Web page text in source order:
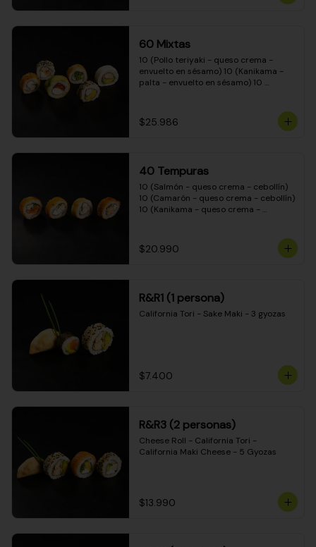
(Pimentón - queso crema - cebollín -
envuelto en masa tempura)
60 Mixtas
10 (Pollo teriyaki - queso crema -
envuelto en sésamo) 10 (Kanikama -
palta - envuelto en sésamo) 10
envuelto en queso crema) 10
(Camarón - queso crema - cebollín -
$25.986
40 Tempuras
10 (Salmón - queso crema - cebollín)
10 (Camarón - queso crema - cebollín)
10 (Kanikama - queso crema -
$20.990
R&R1 (1 persona)
California Tori - Sake Maki - 3 gyozas
$7.400
R&R3 (2 personas)
Cheese Roll - California Tori -
California Maki Cheese - 5 Gyozas
$13.990